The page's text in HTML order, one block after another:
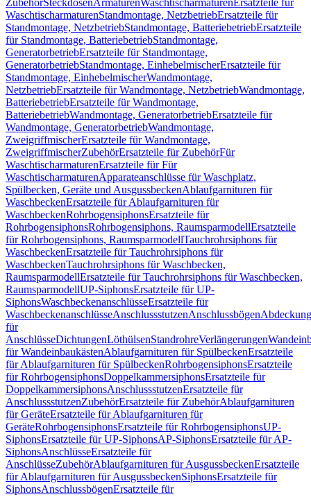
ZubehörSteckdosenArmaturenWaschtischarmaturen Ersatzteile für
WaschtischarmaturenStandmontage, NetzbetriebErsatzteile für
Standmontage, NetzbetriebStandmontage, BatteriebetriebErsatzteile
für Standmontage, BatteriebetriebStandmontage,
GeneratorbetriebErsatzteile für Standmontage,
GeneratorbetriebStandmontage, EinhebelmischerErsatzteile für
Standmontage, EinhebelmischerWandmontage,
NetzbetriebErsatzteile für Wandmontage, NetzbetriebWandmontage,
BatteriebetriebErsatzteile für Wandmontage,
BatteriebetriebWandmontage, GeneratorbetriebErsatzteile für
Wandmontage, GeneratorbetriebWandmontage,
ZweigriffmischerErsatzteile für Wandmontage,
ZweigriffmischerZubehörErsatzteile für ZubehörFür
WaschtischarmaturenErsatzteile für Für
WaschtischarmaturenApparateanschlüsse für Waschplatz,
Spülbecken, Geräte und AusgussbeckenAblaufgarnituren für
WaschbeckenErsatzteile für Ablaufgarnituren für
WaschbeckenRohrbogensiphonsErsatzteile für
RohrbogensiphonsRohrbogensiphons, RaumsparmodellErsatzteile
für Rohrbogensiphons, RaumsparmodellTauchrohrsiphons für
WaschbeckenErsatzteile für Tauchrohrsiphons für
WaschbeckenTauchrohrsiphons für Waschbecken,
RaumsparmodellErsatzteile für Tauchrohrsiphons für Waschbecken,
RaumsparmodellUP-SiphonsErsatzteile für UP-
SiphonsWaschbeckenanschlüsseErsatzteile für
WaschbeckenanschlüsseAnschlussstutzenAnschlussbögen
für
AnschlüsseDichtungenLöthülsenStandrohreVerlängerungen
für WandeinbaukästenAblaufgarnituren für SpülbeckenErsatzteile
für Ablaufgarnituren für SpülbeckenRohrbogensiphonsErsatzteile
für RohrbogensiphonsDoppelkammersiphonsErsatzteile für
DoppelkammersiphonsAnschlussstutzenErsatzteile für
AnschlussstutzenZubehörErsatzteile für ZubehörAblaufgarnituren
für GeräteErsatzteile für Ablaufgarnituren für
GeräteRohrbogensiphonsErsatzteile für RohrbogensiphonsUP-
SiphonsErsatzteile für UP-SiphonsAP-SiphonsErsatzteile für AP-
SiphonsAnschlüsseErsatzteile für
AnschlüsseZubehörAblaufgarnituren für AusgussbeckenErsatzteile
für Ablaufgarnituren für AusgussbeckenSiphonsErsatzteile für
SiphonsAnschlussbögenErsatzteile für